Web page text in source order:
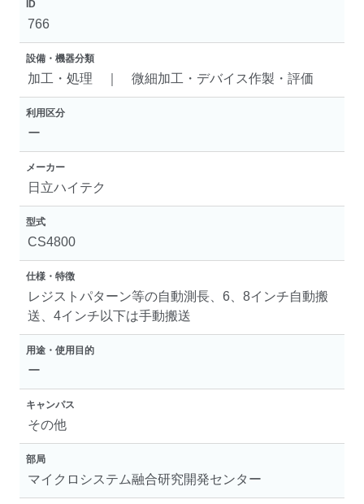
ID
766
設備・機器分類
加工・処理 ｜ 微細加工・デバイス作製・評価
利用区分
ー
メーカー
日立ハイテク
型式
CS4800
仕様・特徴
レジストパターン等の自動測長、6、8インチ自動搬
送、4インチ以下は手動搬送
用途・使用目的
ー
キャンパス
その他
部局
マイクロシステム融合研究開発センター